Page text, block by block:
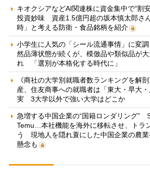
キオクシアなどAI関連株に資金集中で“割
投資妙味 資産1.5億円超の坂本慎太郎さ
時」と考える防衛・食品銘柄を紹介
小学生に人気の「シール流通事情」に変
然品薄状態が続くが、模倣品や類似品が
れ 「選別が本格化する時代に」
《商社の大学別就職者数ランキングを解
産、住友商事への就職者は「東大・早大
実 3大学以外で強い大学はどこか
急増する中国企業の“国籍ロンダリング”
Temu…本社機能を海外に移転させ、トラ
う 現地人を隠れ蓑にした中国企業の農
懸念も